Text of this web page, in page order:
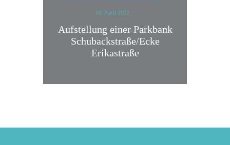
26. April 2022
Aufstellung einer Parkbank
Schubackstraße/Ecke
Erikastraße